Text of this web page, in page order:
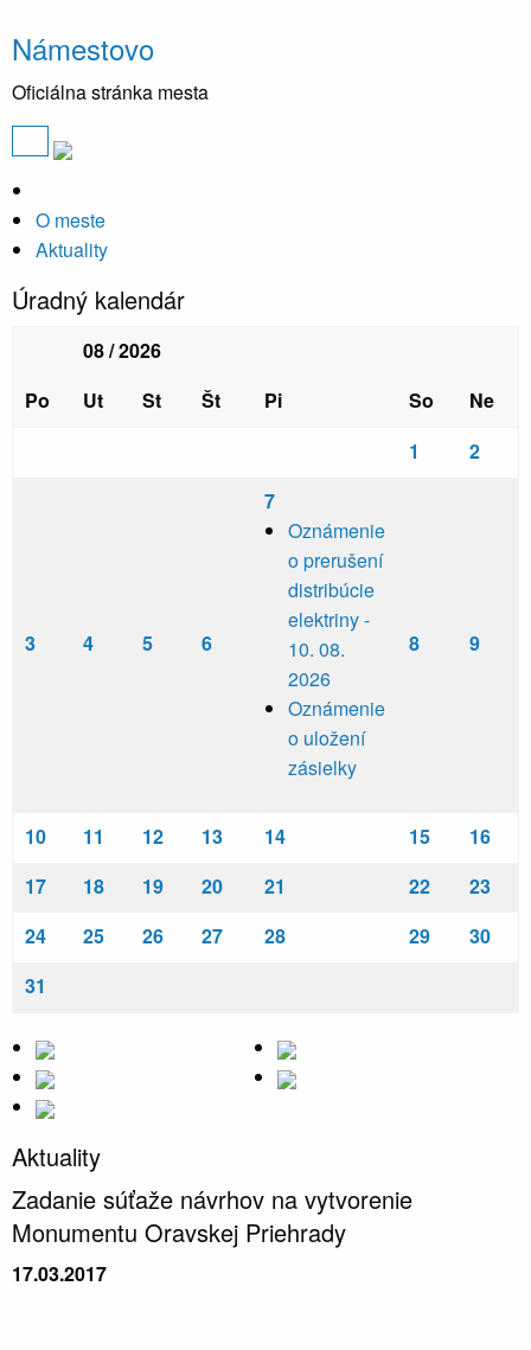
Námestovo
Oficiálna stránka mesta
O meste
Aktuality
Úradný kalendár
08 / 2026
Po
Ut St Št Pi So
Ne
1
2
3 4 5 6
7
Oznámenie
o prerušení
distribúcie
elektriny -
10. 08.
2026
Oznámenie
o uložení
zásielky
8 9
10 11 12 13 14 15
16
17
18 19 20 21 22
23
24
25 26 27 28 29
30
31
Aktuality
Zadanie súťaže návrhov na vytvorenie
Monumentu Oravskej Priehrady
17.03.2017